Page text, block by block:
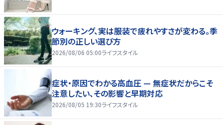
ウォーキング、実は服装で疲れやすさが変わる。季
節別の正しい選び方
2026/08/06 05:00ライフスタイル
症状・原因でわかる高血圧 — 無症状だからこそ
注意したい、その影響と早期対応
2026/08/05 19:30ライフスタイル